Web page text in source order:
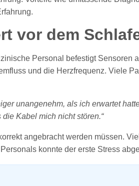
vor dem
Personal befestigt Sensoren
und die Herzfrequenz. Viele
unangenehm, als ich erwartet
Kabel mich nicht stören.“
angebracht werden müssen.
konnte der erste Stress